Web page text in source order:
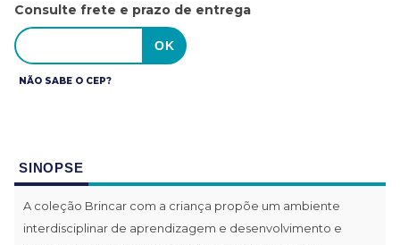
Consulte frete e prazo de entrega
NÃO SABE O CEP?
SINOPSE
A coleção Brincar com a criança propõe um ambiente
interdisciplinar de aprendizagem e desenvolvimento e